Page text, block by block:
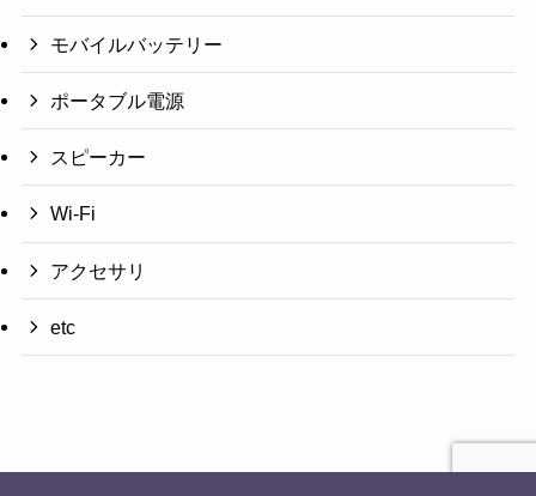
モバイルバッテリー
ポータブル電源
スピーカー
Wi-Fi
アクセサリ
etc